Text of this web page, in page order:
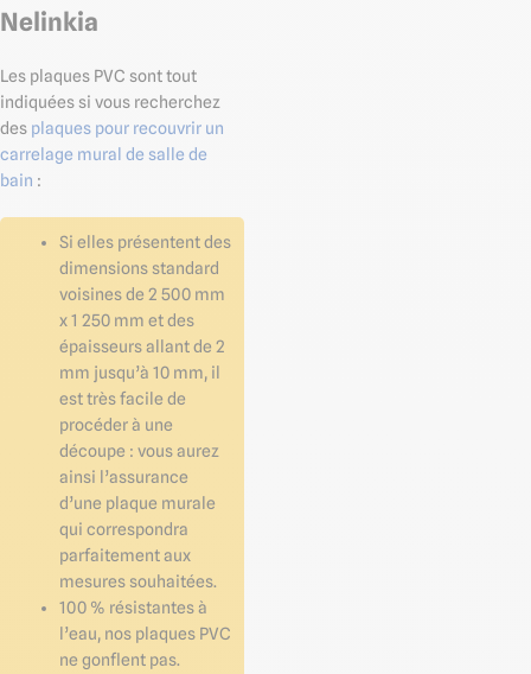
Nelinkia
Les plaques PVC sont tout
indiquées si vous recherchez
des plaques pour recouvrir un
carrelage mural de salle de
bain :
Si elles présentent des
dimensions standard
voisines de 2 500 mm
x 1 250 mm et des
épaisseurs allant de 2
mm jusqu’à 10 mm, il
est très facile de
procéder à une
découpe : vous aurez
ainsi l’assurance
d’une plaque murale
qui correspondra
parfaitement aux
mesures souhaitées.
100 % résistantes à
l’eau, nos plaques PVC
ne gonflent pas.